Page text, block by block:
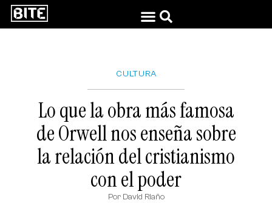
CULTURA
Lo que la obra más famosa
de Orwell nos enseña sobre
la relación del cristianismo
con el poder
Por David Riaño